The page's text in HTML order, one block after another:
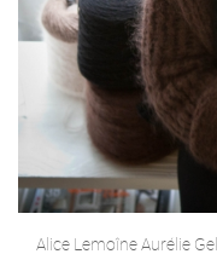
Alice Lemoîne Aurélie